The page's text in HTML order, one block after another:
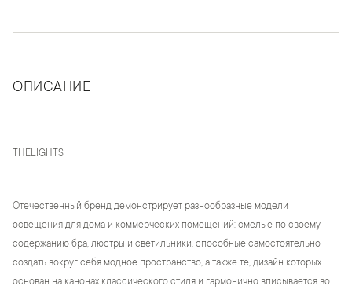
ОПИСАНИЕ
THELIGHTS
Отечественный бренд демонстрирует разнообразные модели
освещения для дома и коммерческих помещений: смелые по своему
содержанию бра, люстры и светильники, способные самостоятельно
создать вокруг себя модное пространство, а также те, дизайн которых
основан на канонах классического стиля и гармонично вписывается во